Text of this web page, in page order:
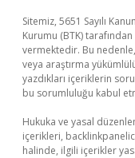
Sitemiz, 5651 Sayılı
Kurumu (BTK)
vermektedir. Bu
veya araştırma
yazdıkları içeriklerin
bu sorumluluğu kabul
Hukuka ve yasal
içerikleri,
halinde, ilgili içerikler